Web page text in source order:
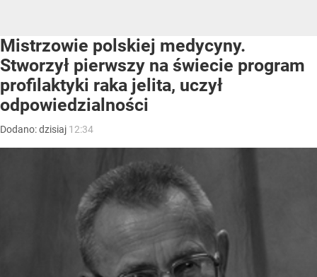
Mistrzowie polskiej medycyny.
Stworzył pierwszy na świecie program
profilaktyki raka jelita, uczył
odpowiedzialności
Dodano:dzisiaj 12:34